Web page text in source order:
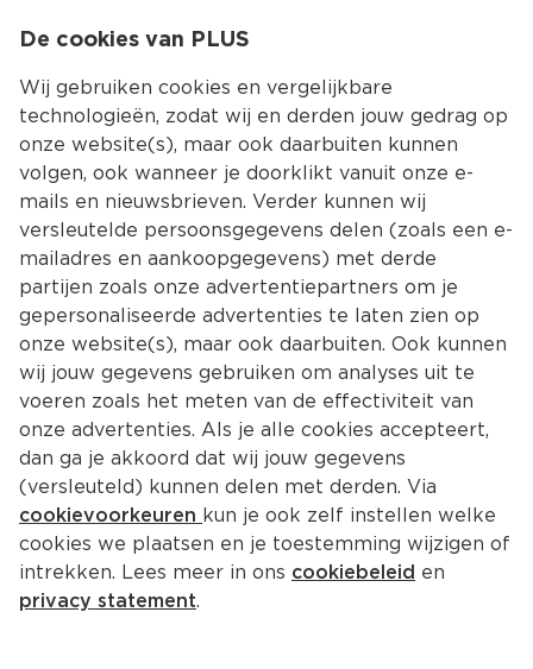
Kies jouw
Terug Producten
Tool SIPA
Blik 440 ml  (liter €6.57)
De cookies van PLUS
Wij gebruiken cookies en vergelijkbare
technologieën, zodat wij en derden jouw gedrag op
onze website(s), maar ook daarbuiten kunnen
volgen, ook wanneer je doorklikt vanuit onze e-
mails en nieuwsbrieven. Verder kunnen wij
versleutelde persoonsgegevens delen (zoals een e-
mailadres en aankoopgegevens) met derde
partijen zoals onze advertentiepartners om je
gepersonaliseerde advertenties te laten zien op
onze website(s), maar ook daarbuiten. Ook kunnen
wij jouw gegevens gebruiken om analyses uit te
voeren zoals het meten van de effectiviteit van
onze advertenties. Als je alle cookies accepteert,
dan ga je akkoord dat wij jouw gegevens
(versleuteld) kunnen delen met derden. Via
cookievoorkeuren kun je ook zelf instellen welke
cookies we plaatsen en je toestemming wijzigen of
intrekken. Lees meer in ons cookiebeleid en
privacy statement.